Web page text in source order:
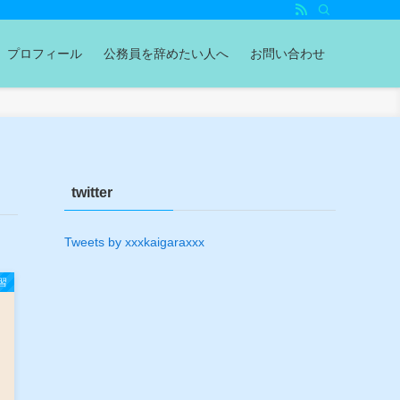
プロフィール 公務員を辞めたい人へ お問い合わせ
twitter
Tweets by xxxkaigaraxxx